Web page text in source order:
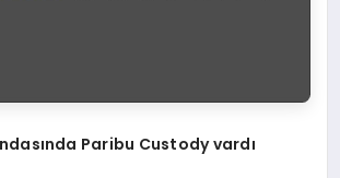
Paribu Custody vardı